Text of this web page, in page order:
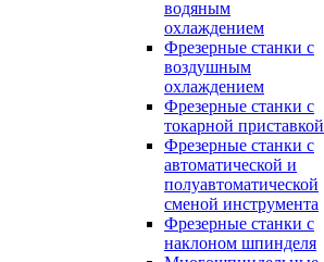
водяным
охлаждением
Фрезерные станки с
воздушным
охлаждением
Фрезерные станки с
токарной приставкой
Фрезерные станки с
автоматической и
полуавтоматической
сменой инструмента
Фрезерные станки с
наклоном шпинделя